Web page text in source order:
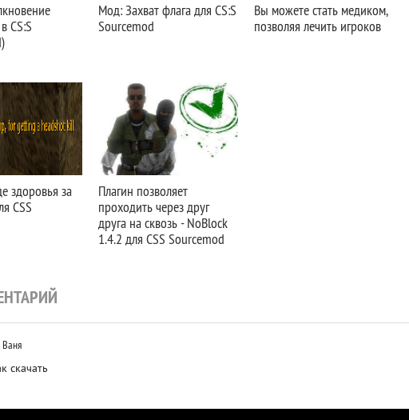
CS:S
Мод: Захват флага для CS:S
Sourcemod
Вы можете стать медиком,
позволяя лечить игроков
здоровья за
CSS
Плагин позволяет
проходить через друг
друга на сквозь - NoBlock
1.4.2 для CSS Sourcemod
Ваня
скачать